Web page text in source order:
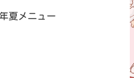
夏メニュー